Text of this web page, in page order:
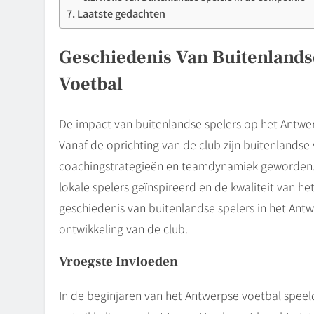
Laatste gedachten
Geschiedenis Van
Voetbal
De impact van buitenlandse spelers op het
Vanaf de oprichting van de club zijn
coachingstrategieën en teamdynamiek
lokale spelers geïnspireerd en de kwaliteit van
geschiedenis van buitenlandse spelers in het
ontwikkeling van de club.
Vroegste Invloeden
In de beginjaren van het Antwerpse voetbal